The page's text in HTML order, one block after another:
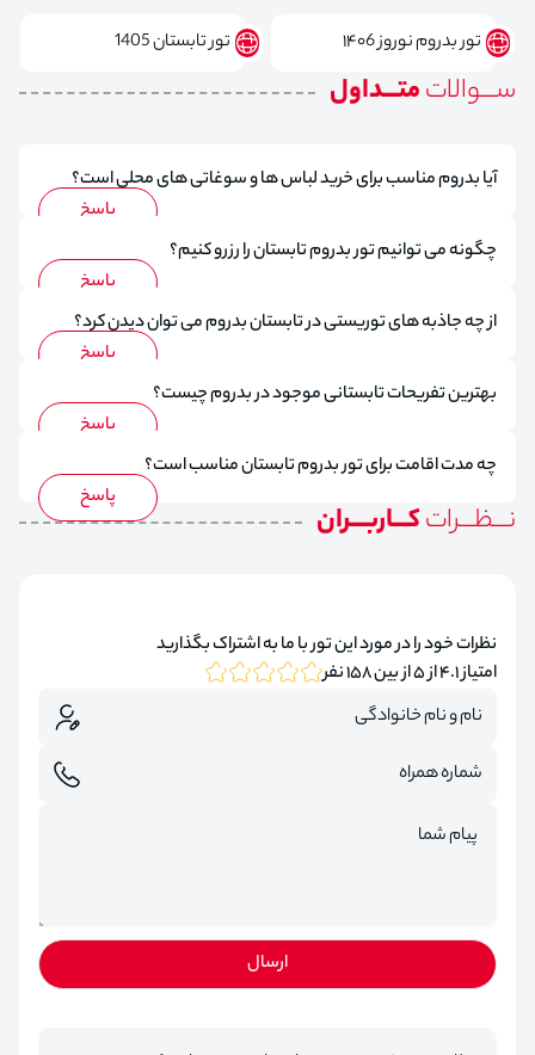
تور بدروم نوروز ۱۴۰6 تور تابستان 1405
ســـوالاتمتـــداول
آیا بدروم مناسب برای خرید لباس ها و سوغاتی های محلی است؟
چگونه می توانیم تور بدروم تابستان را رزرو کنیم؟
از چه جاذبه های توریستی در تابستان بدروم می توان دیدن کرد؟
بهترین تفریحات تابستانی موجود در بدروم چیست؟
چه مدت اقامت برای تور بدروم تابستان مناسب است؟
نـــظـــراتکـــاربـــران
نظرات خود را در مورد این تور با ما به اشتراک بگذارید
امتیاز 4.1 از 5 از بین 158 نفر
ارسال